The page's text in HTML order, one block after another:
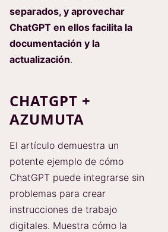
separados, y aprovechar
ChatGPT en ellos facilita la
documentación y la
actualización.
CHATGPT +
AZUMUTA
El artículo demuestra un
potente ejemplo de cómo
ChatGPT puede integrarse sin
problemas para crear
instrucciones de trabajo
digitales. Muestra cómo la